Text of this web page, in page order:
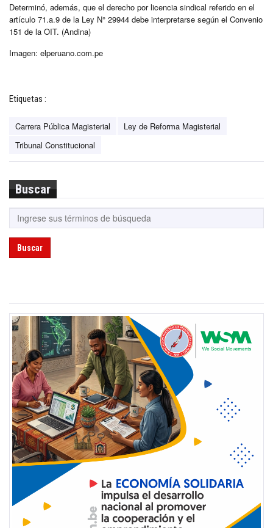
Determinó, además, que el derecho por licencia sindical referido en el
artículo 71.a.9 de la Ley N° 29944 debe interpretarse según el Convenio
151 de la OIT. (Andina)
Imagen: elperuano.com.pe
Etiquetas :
Carrera Pública Magisterial
Ley de Reforma Magisterial
Tribunal Constitucional
Buscar
Buscar